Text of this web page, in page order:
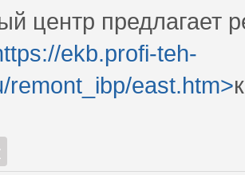
центр предлагает
ekb.profi-teh-
remont_ibp/east.htm>